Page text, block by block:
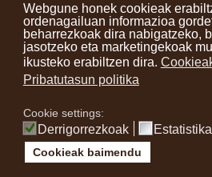
Webgune honek cookieak
ordenagailuan informazioa
beharrezkoak dira nabigatzeko,
jasotzeko eta marketingekoak
ikusteko erabiltzen dira.
Pribatutasun politika
Cookie settings:
Derrigorrezkoak
Cookieak baimendu